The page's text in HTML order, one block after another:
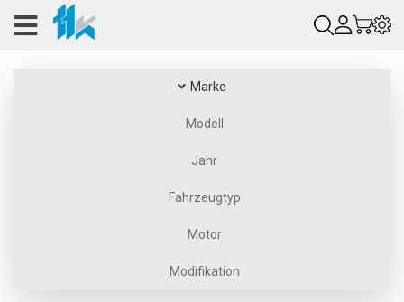
Marke
Modell
Jahr
Fahrzeugtyp
Motor
Modifikation